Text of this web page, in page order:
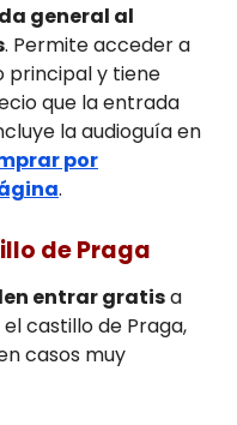
general al
. Permite acceder a
principal y tiene
que la entrada
la audioguía en
por
.
de Praga
entrar gratisa
castillo de Praga,
casos muy